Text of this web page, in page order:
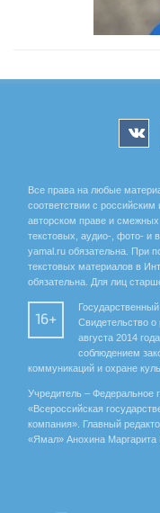
Все права на любые
соответствии с
авторском праве и
текстовых, аудио-, фото- и
yamal.ru обязательна. При
текстовых материалов в
обязательна. Для лиц
16+
Свидетельство
августа 2014
соблюдением
коммуникаций и охране
Учредитель – Федеральное
«Всероссийская
компания». Главный
«Ямал» Анохина Маргарита